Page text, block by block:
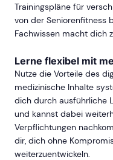
Trainingspläne für
von der Seniorenfitness
Fachwissen macht dich
Lerne flexibel mit
Nutze die Vorteile des
medizinische Inhalte
dich durch ausführliche
und kannst dabei
Verpflichtungen
dir, dich ohne
weiterzuentwickeln.